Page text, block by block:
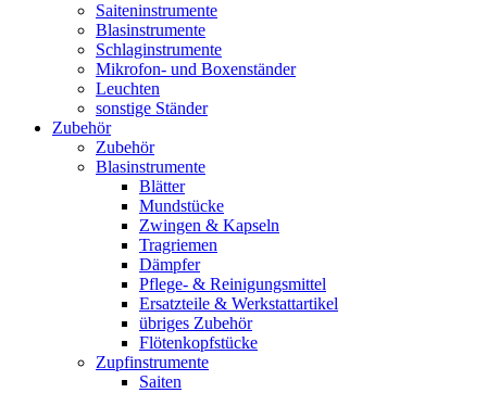
Saiteninstrumente
Blasinstrumente
Schlaginstrumente
Mikrofon- und Boxenständer
Leuchten
sonstige Ständer
Zubehör
Zubehör
Blasinstrumente
Blätter
Mundstücke
Zwingen & Kapseln
Tragriemen
Dämpfer
Pflege- & Reinigungsmittel
Ersatzteile & Werkstattartikel
übriges Zubehör
Flötenkopfstücke
Zupfinstrumente
Saiten